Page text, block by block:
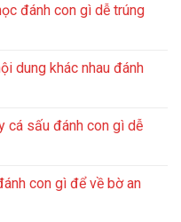
đánh con gì dễ trúng
dung khác nhau đánh
cá sấu đánh con gì dễ
con gì để về bờ an